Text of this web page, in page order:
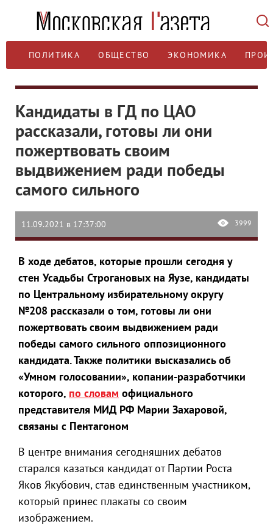
ПОЛИТИКА ОБЩЕСТВО ЭКОНОМИКА
Кандидаты в ГД по ЦАО
рассказали, готовы ли они
пожертвовать своим
выдвижением ради победы
самого сильного
11.09.2021 в 17:37:00 3999
В ходе дебатов, которые прошли сегодня у
стен Усадьбы Строгановых на Яузе, кандидаты
по Центральному избирательному округу
№208 рассказали о том, готовы ли они
пожертвовать своим выдвижением ради
победы самого сильного оппозиционного
кандидата. Также политики высказались об
«Умном голосовании», копании-разработчики
которого, по словам официального
представителя МИД РФ Марии Захаровой,
связаны с Пентагоном
В центре внимания сегодняшних дебатов
старался казаться кандидат от Партии Роста
Яков Якубович, став единственным участником,
который принес плакаты со своим
изображением.